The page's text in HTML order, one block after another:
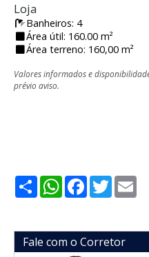
Loja
Banheiros: 4
Área útil: 160.00 m²
Área terreno: 160,00 m²
Valores informados e
prévio aviso.
ShareWhatsApp
Facebook
Twitter
Fale com o Corretor